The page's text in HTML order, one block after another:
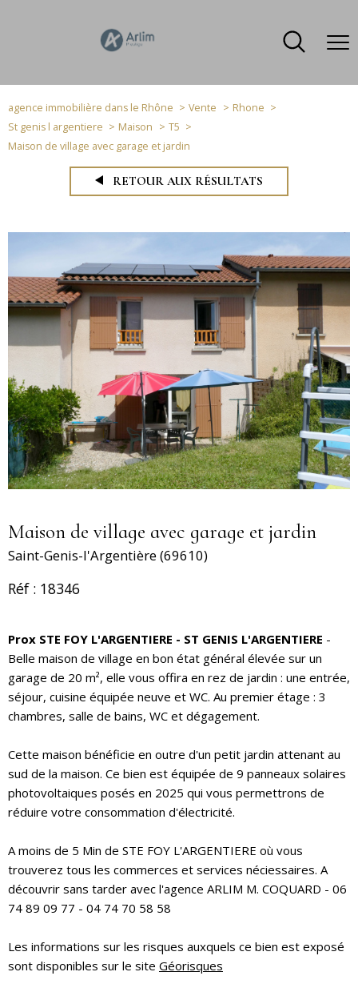
agence immobilière dans le Rhône Vente
Rhone
St genis l argentiere
Maison
T5
Maison de village avec garage et jardin
RETOUR AUX RÉSULTATS
Maison de village avec garage et jardin
Saint-Genis-l'Argentière (69610)
Réf : 18346
Prox STE FOY L'ARGENTIERE - ST GENIS L'ARGENTIERE -
Belle maison de village en bon état général élevée sur un
garage de 20 m², elle vous offira en rez de jardin : une entrée,
séjour, cuisine équipée neuve et WC. Au premier étage : 3
chambres, salle de bains, WC et dégagement.
Cette maison bénéficie en outre d'un petit jardin attenant au
sud de la maison. Ce bien est équipée de 9 panneaux solaires
photovoltaiques posés en 2025 qui vous permettrons de
réduire votre consommation d'électricité.
A moins de 5 Min de STE FOY L'ARGENTIERE où vous
trouverez tous les commerces et services néciessaires. A
découvrir sans tarder avec l'agence ARLIM M. COQUARD - 06
74 89 09 77 - 04 74 70 58 58
Les informations sur les risques auxquels ce bien est exposé
sont disponibles sur le site Géorisques